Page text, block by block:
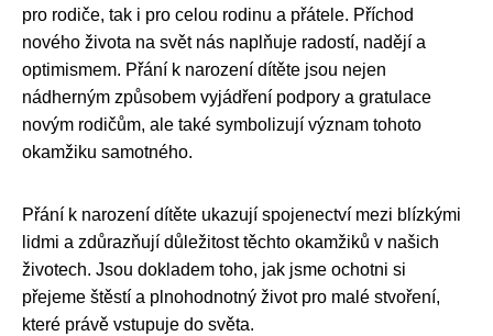
pro rodiče, tak i pro celou rodinu a přátele. Příchod
nového života na svět nás naplňuje radostí, nadějí a
optimismem. Přání k narození dítěte jsou nejen
nádherným způsobem vyjádření podpory a gratulace
novým rodičům, ale také symbolizují význam tohoto
okamžiku samotného.
Přání k narození dítěte ukazují spojenectví mezi blízkými
lidmi a zdůrazňují důležitost těchto okamžiků v našich
životech. Jsou dokladem toho, jak jsme ochotni si
přejeme štěstí a plnohodnotný život pro malé stvoření,
které právě vstupuje do světa.